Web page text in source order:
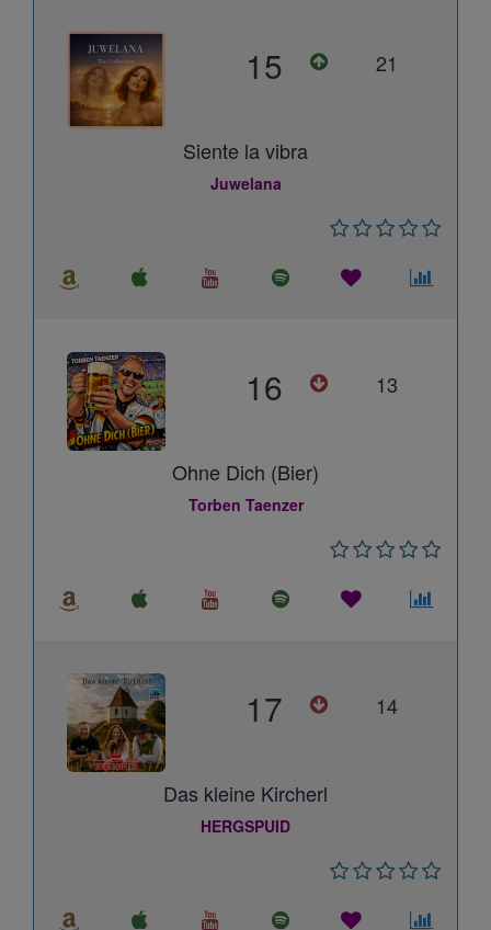
15 21
Siente la vibra
Juwelana
16 13
Ohne Dich (Bier)
Torben Taenzer
17 14
Das kleine Kircherl
HERGSPUID